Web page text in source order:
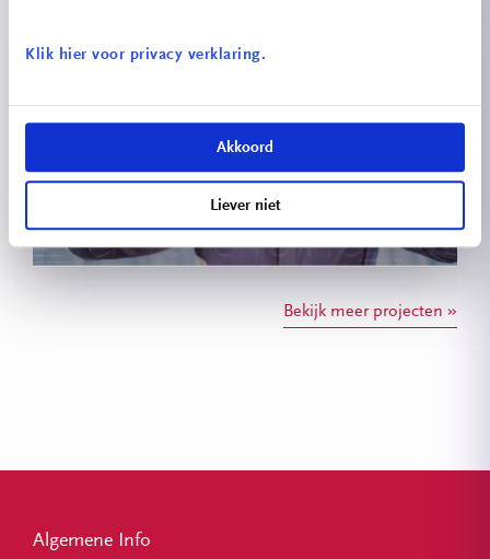
Klik hier voor privacy verklaring.
Akkoord
Liever niet
Versnellend programma
Bekijk meer projecten
Algemene Info